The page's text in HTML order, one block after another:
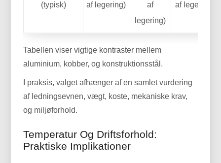
(typisk)
af legering)
af
legering)
af legering)
Tabellen viser vigtige kontraster mellem
aluminium, kobber, og konstruktionsstål.
I praksis, valget afhænger af en samlet vurdering
af ledningsevnen, vægt, koste, mekaniske krav,
og miljøforhold.
Temperatur Og Driftsforhold:
Praktiske Implikationer